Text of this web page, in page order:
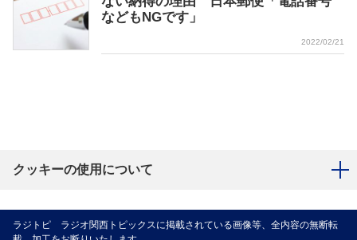
などもNGです」
2022/02/21
クッキーの使用について
ラジトピ ラジオ関西トピックスに掲載されている画像等、全内容の無断転